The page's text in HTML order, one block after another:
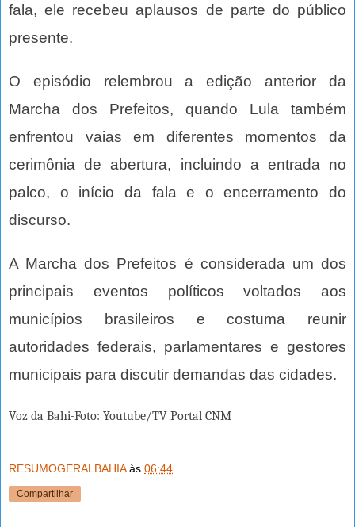
fala, ele recebeu aplausos de parte do público
presente.
O episódio relembrou a edição anterior da
Marcha dos Prefeitos, quando Lula também
enfrentou vaias em diferentes momentos da
cerimônia de abertura, incluindo a entrada no
palco, o início da fala e o encerramento do
discurso.
A Marcha dos Prefeitos é considerada um dos
principais eventos políticos voltados aos
municípios brasileiros e costuma reunir
autoridades federais, parlamentares e gestores
municipais para discutir demandas das cidades.
Voz da Bahi-Foto: Youtube/TV Portal CNM
RESUMOGERALBAHIA às 06:44
Compartilhar